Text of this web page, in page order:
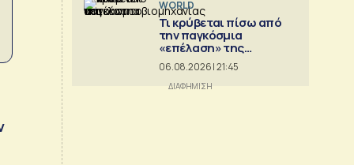
WORLD
Τι κρύβεται πίσω από
την παγκόσμια
«επέλαση» της
κινεζικής
αυτοκινητοβιομηχανίας
06.08.2026 | 21:45